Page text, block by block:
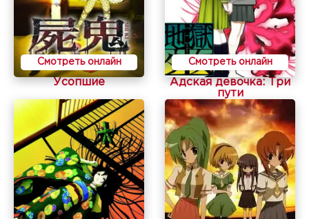
Смотреть онлайн
Усопшие
Смотреть онлайн
Адская девочка: Три
пути